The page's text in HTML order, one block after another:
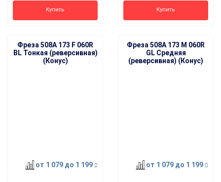
Купить Купить
Фреза 508A 173 F 060R
BL Тонкая (реверсивная)
(Конус)
от 1 079 до 1 199
Фреза 508A 173 M 060R
GL Средняя
(реверсивная) (Конус)
от 1 079 до 1 199